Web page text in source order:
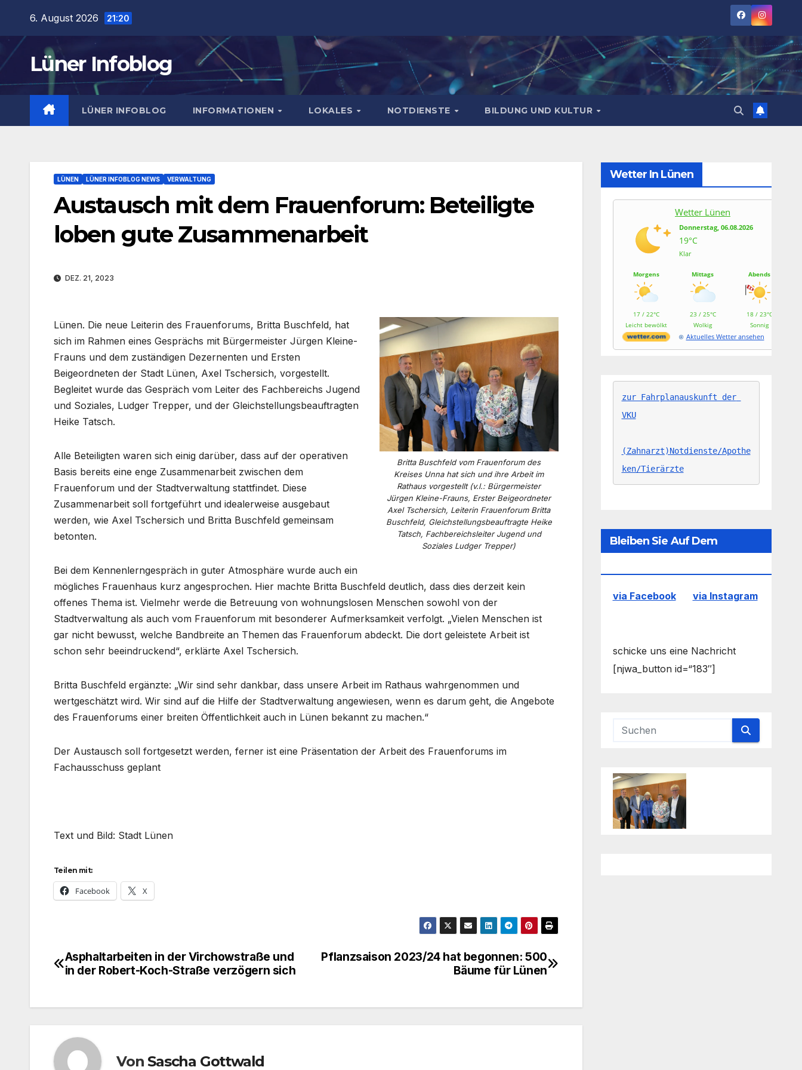
springen
6. August 2026 21:20
Lüner Infoblog
LÜNER INFOBLOG INFORMATIONEN LOKALES NOTDIENSTE BILDUNG UND KULTUR
LÜNEN LÜNER INFOBLOG NEWS VERWALTUNG
Austausch mit dem Frauenforum: Beteiligte
loben gute Zusammenarbeit
DEZ. 21, 2023
Britta Buschfeld vom Frauenforum des
Kreises Unna hat sich und ihre Arbeit im
Rathaus vorgestellt (v.l.: Bürgermeister
Jürgen Kleine-Frauns, Erster Beigeordneter
Axel Tschersich, Leiterin Frauenforum Britta
Buschfeld, Gleichstellungsbeauftragte Heike
Tatsch, Fachbereichsleiter Jugend und
Soziales Ludger Trepper)
Lünen. Die neue Leiterin des Frauenforums, Britta Buschfeld, hat
sich im Rahmen eines Gesprächs mit Bürgermeister Jürgen Kleine-
Frauns und dem zuständigen Dezernenten und Ersten
Beigeordneten der Stadt Lünen, Axel Tschersich, vorgestellt.
Begleitet wurde das Gespräch vom Leiter des Fachbereichs Jugend
und Soziales, Ludger Trepper, und der Gleichstellungsbeauftragten
Heike Tatsch.
Alle Beteiligten waren sich einig darüber, dass auf der operativen
Basis bereits eine enge Zusammenarbeit zwischen dem
Frauenforum und der Stadtverwaltung stattfindet. Diese
Zusammenarbeit soll fortgeführt und idealerweise ausgebaut
werden, wie Axel Tschersich und Britta Buschfeld gemeinsam
betonten.
Bei dem Kennenlerngespräch in guter Atmosphäre wurde auch ein
mögliches Frauenhaus kurz angesprochen. Hier machte Britta Buschfeld deutlich, dass dies derzeit kein
offenes Thema ist. Vielmehr werde die Betreuung von wohnungslosen Menschen sowohl von der
Stadtverwaltung als auch vom Frauenforum mit besonderer Aufmerksamkeit verfolgt. „Vielen Menschen ist
gar nicht bewusst, welche Bandbreite an Themen das Frauenforum abdeckt. Die dort geleistete Arbeit ist
schon sehr beeindruckend“, erklärte Axel Tschersich.
Britta Buschfeld ergänzte: „Wir sind sehr dankbar, dass unsere Arbeit im Rathaus wahrgenommen und
wertgeschätzt wird. Wir sind auf die Hilfe der Stadtverwaltung angewiesen, wenn es darum geht, die Angebote
des Frauenforums einer breiten Öffentlichkeit auch in Lünen bekannt zu machen.“
Der Austausch soll fortgesetzt werden, ferner ist eine Präsentation der Arbeit des Frauenforums im
Fachausschuss geplant
Text und Bild: Stadt Lünen
Teilen mit:
Facebook X
Beitragsnavigation
Pflanzsaison 2023/24 hat begonnen: 500
Bäume für Lünen
Asphaltarbeiten in der Virchowstraße und
in der Robert-Koch-Straße verzögern sich
Von Sascha Gottwald
Wetter In Lünen
Wetter Lünen
Donnerstag, 06.08.2026
19°C
Klar
Morgens
17 / 22°C
Leicht bewölkt
Mittags
23 / 25°C
Wolkig
Abends
18 / 23°C
Sonnig
Aktuelles Wetter ansehen
zur Fahrplanauskunft der
VKU
(Zahnarzt)Notdienste/Apothe
ken/Tierärzte
Bleiben Sie Auf Dem
via Facebook via Instagram
schicke uns eine Nachricht
[njwa_button id=“183″]